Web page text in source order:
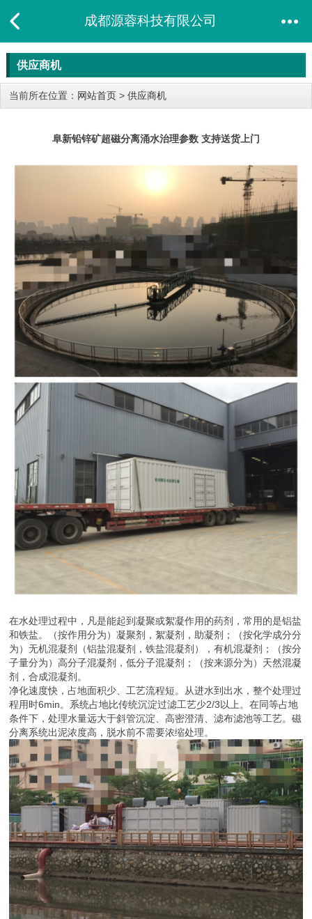
成都源蓉科技有限公司
供应商机
当前所在位置： 网站首页 > 供应商机
阜新铅锌矿超磁分离涌水治理参数 支持送货上门
在水处理过程中，凡是能起到凝聚或絮凝作用的药剂，常用的是铝盐
和铁盐。（按作用分为）凝聚剂，絮凝剂，助凝剂；（按化学成分分
为）无机混凝剂（铝盐混凝剂，铁盐混凝剂），有机混凝剂；（按分
子量分为）高分子混凝剂，低分子混凝剂；（按来源分为）天然混凝
剂，合成混凝剂。
净化速度快，占地面积少、工艺流程短。从进水到出水，整个处理过
程用时6min。系统占地比传统沉淀过滤工艺少2/3以上。在同等占地
条件下，处理水量远大于斜管沉淀、高密澄清、滤布滤池等工艺。磁
分离系统出泥浓度高，脱水前不需要浓缩处理。